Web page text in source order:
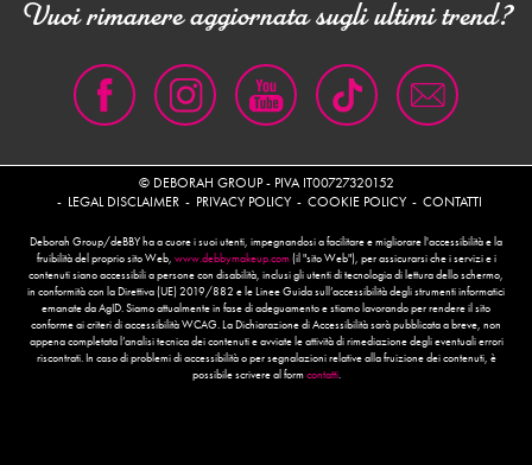
Vuoi rimanere aggiornata sugli ultimi trend?
© DEBORAH GROUP - PIVA IT00727320152
LEGAL DISCLAIMER
PRIVACY POLICY COOKIE POLICY CONTATTI
Deborah Group/deBBY ha a cuore i suoi utenti, impegnandosi a facilitare e migliorare l'accessibilità e la
fruibilità del proprio sito Web, www.debbymakeup.com(il "sito Web"), per assicurarsi che i servizi e i
contenuti siano accessibili a persone con disabilità, inclusi gli utenti di tecnologia di lettura dello schermo,
in conformità con la Direttiva (UE) 2019/882 e le Linee Guida sull’accessibilità degli strumenti informatici
emanate da AgID. Siamo attualmente in fase di adeguamento e stiamo lavorando per rendere il sito
conforme ai criteri di accessibilità WCAG. La Dichiarazione di Accessibilità sarà pubblicata a breve, non
appena completata l’analisi tecnica dei contenuti e avviate le attività di rimediazione degli eventuali errori
riscontrati. In caso di problemi di accessibilità o per segnalazioni relative alla fruizione dei contenuti, è
possibile scrivere al formcontatti.